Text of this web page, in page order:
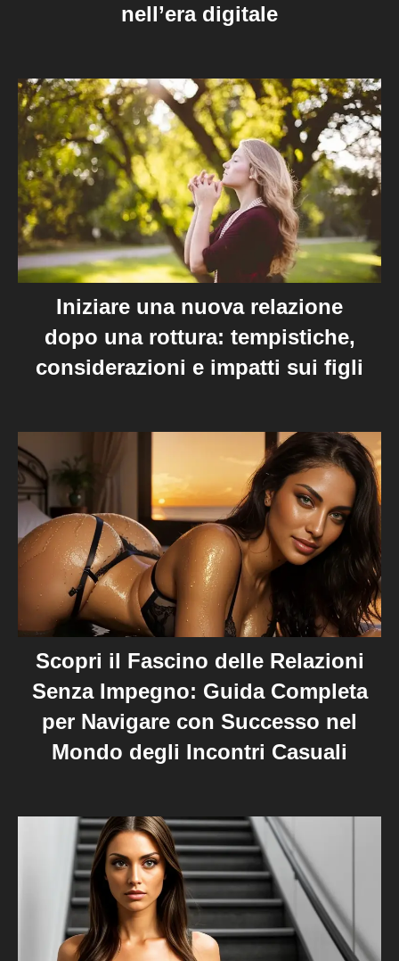
nell’era digitale
Iniziare una nuova relazione
dopo una rottura: tempistiche,
considerazioni e impatti sui figli
Scopri il Fascino delle Relazioni
Senza Impegno: Guida Completa
per Navigare con Successo nel
Mondo degli Incontri Casuali